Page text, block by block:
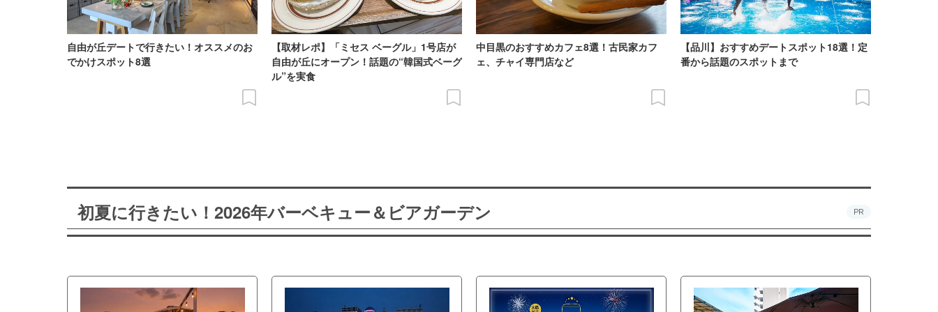
自由が丘デートで行きたい！オススメのお
でかけスポット8選
【取材レポ】「ミセス ベーグル」1号店が
自由が丘にオープン！話題の“韓国式ベーグ
ル”を実食
中目黒のおすすめカフェ8選！古民家カフ
ェ、チャイ専門店など
【品川】おすすめデートスポット18選！定
番から話題のスポットまで
初夏に行きたい！2026年バーベキュー＆ビアガーデン PR